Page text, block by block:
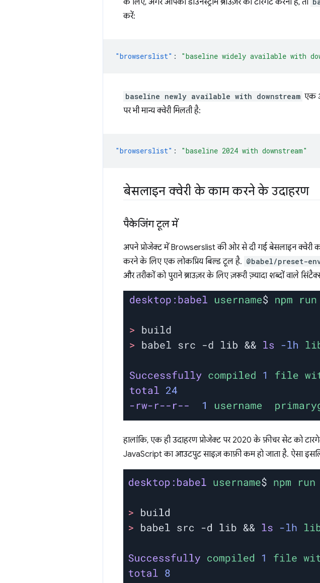
के लिए, अगर आपको डाउनस्ट्रीम ब्राउज़र को टारगेट करना है, तो
करें:
"browserslist" : "baseline widely available with
baseline newly available with downstream एक
पर भी मान्य क्वेरी मिलती है:
"browserslist" : "baseline 2024 with downstream"
बेसलाइन क्वेरी के काम करने के उदाहरण
पैकेजिंग टूल में
अपने प्रोजेक्ट में Browserslist की ओर से दी गई बेसलाइन
करने के लिए एक लोकप्रिय बिल्ड टूल है. @babel/preset-
और तरीकों को पुराने ब्राउज़र के लिए ज़रूरी ज़्यादा शब्दों वाले
हालांकि, एक ही उदाहरण प्रोजेक्ट पर 2020 के फ़ीचर सेट को
JavaScript का आउटपुट साइज़ काफ़ी कम हो जाता है. ऐसा